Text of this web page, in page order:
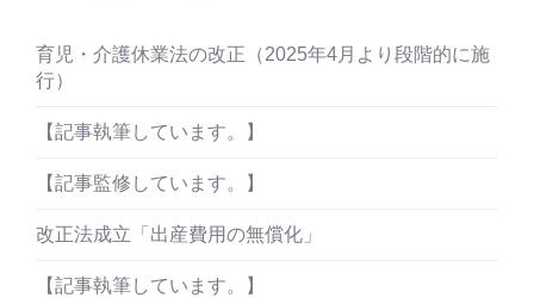
育児・介護休業法の改正（2025年4月より段階的に施
行）
【記事執筆しています。】
【記事監修しています。】
改正法成立「出産費用の無償化」
【記事執筆しています。】